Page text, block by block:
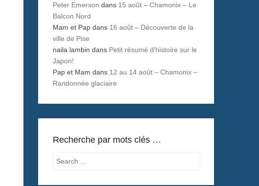
Peter Emerson dans 15 août – Chamonix – Le
Balcon Nord
Mam et Pap dans 16 août – Découverte de la
ville de Pise
naila lambin dans Petit résumé d’histoire sur le
Japon!
Pap et Mam dans 12 au 14 août – Chamonix –
Randonnée glaciaire
Recherche par mots clés …
Search